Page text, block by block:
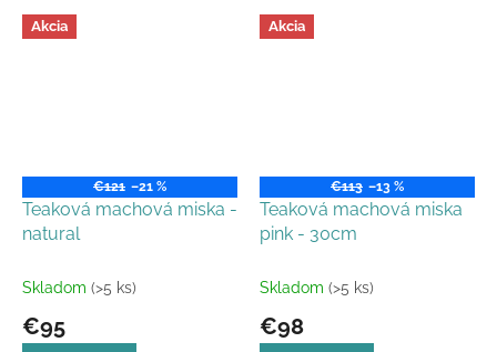
Akcia
€121 –21 %
Teaková machová miska -
natural
Skladom (>5 ks)
€95
Akcia
€113 –13 %
Teaková machová miska
pink - 30cm
Skladom (>5 ks)
€98